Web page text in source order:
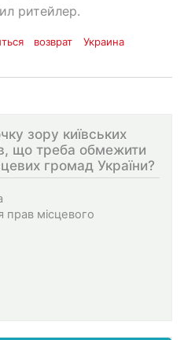
ритейлер.
возврат Украина
зору київських
що треба обмежити
громад України?
місцевого